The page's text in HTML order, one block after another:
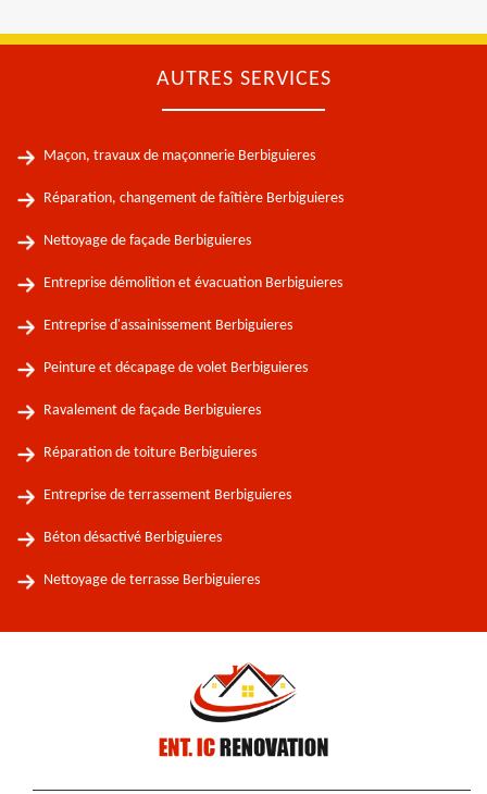
AUTRES SERVICES
Maçon, travaux de maçonnerie Berbiguieres
Réparation, changement de faîtière Berbiguieres
Nettoyage de façade Berbiguieres
Entreprise démolition et évacuation Berbiguieres
Entreprise d'assainissement Berbiguieres
Peinture et décapage de volet Berbiguieres
Ravalement de façade Berbiguieres
Réparation de toiture Berbiguieres
Entreprise de terrassement Berbiguieres
Béton désactivé Berbiguieres
Nettoyage de terrasse Berbiguieres